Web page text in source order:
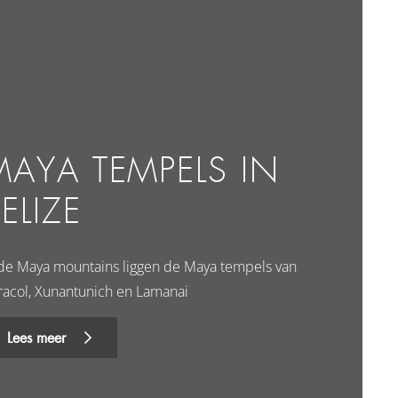
TEMPELS IN
Maya mountains liggen de Maya tempels van
Xunantunich en Lamanai
Lees meer